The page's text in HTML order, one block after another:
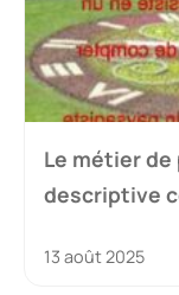
Le métier
descriptive
13 août 2025